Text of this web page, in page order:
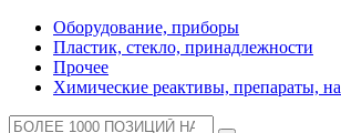
Оборудование, приборы
Пластик, стекло, принадлежности
Прочее
Химические реактивы, препараты,